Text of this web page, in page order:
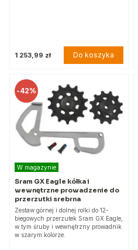
1 253,99 zł Do koszyka
-42%
W magazynie
Sram GX Eagle kółka i
wewnętrzne prowadzenie do
przerzutki srebrna
Zestaw górnej i dolnej rolki do 12-
biegowych przerzutek Sram GX Eagle,
w tym śruby i wewnętrzny prowadnik
w szarym kolorze.